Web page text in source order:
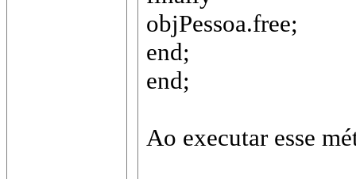
objPessoa.free;
end;
end;
Ao executar esse